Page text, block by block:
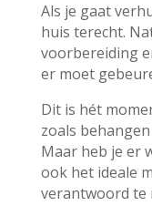
Als je gaat
huis terecht.
voorbereiding
er moet
Dit is hét
zoals
Maar heb je er
ook het ideale
verantwoord te